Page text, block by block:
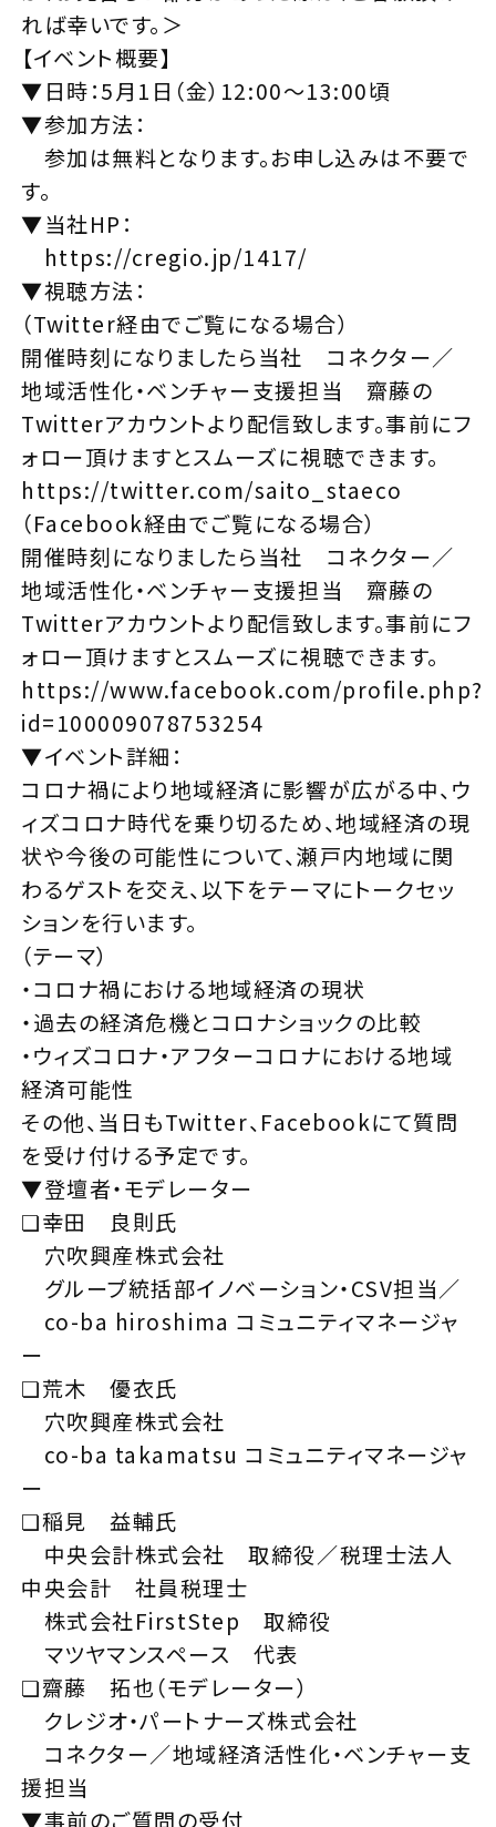
れば幸いです。＞
【イベント概要】
▼日時：5月1日（金）12:00～13:00頃
▼参加方法：
参加は無料となります。お申し込みは不要で
す。
▼当社HP：
https://cregio.jp/1417/
▼視聴方法：
（Twitter経由でご覧になる場合）
開催時刻になりましたら当社 コネクター／
地域活性化・ベンチャー支援担当 齋藤の
Twitterアカウントより配信致します。事前にフ
ォロー頂けますとスムーズに視聴できます。
https://twitter.com/saito_staeco
（Facebook経由でご覧になる場合）
開催時刻になりましたら当社 コネクター／
地域活性化・ベンチャー支援担当 齋藤の
Twitterアカウントより配信致します。事前にフ
ォロー頂けますとスムーズに視聴できます。
https://www.facebook.com/profile.php?
id=100009078753254
▼イベント詳細：
コロナ禍により地域経済に影響が広がる中、ウ
ィズコロナ時代を乗り切るため、地域経済の現
状や今後の可能性について、瀬戸内地域に関
わるゲストを交え、以下をテーマにトークセッ
ションを行います。
（テーマ）
・コロナ禍における地域経済の現状
・過去の経済危機とコロナショックの比較
・ウィズコロナ・アフターコロナにおける地域
経済可能性
その他、当日もTwitter、Facebookにて質問
を受け付ける予定です。
▼登壇者・モデレーター
❏幸田 良則氏
穴吹興産株式会社
グループ統括部イノベーション・CSV担当／
co-ba hiroshima コミュニティマネージャ
ー
❏荒木 優衣氏
穴吹興産株式会社
co-ba takamatsu コミュニティマネージャ
ー
❏稲見 益輔氏
中央会計株式会社 取締役／税理士法人
中央会計 社員税理士
株式会社FirstStep 取締役
マツヤマンスペース 代表
❏齋藤 拓也（モデレーター）
クレジオ・パートナーズ株式会社
コネクター／地域経済活性化・ベンチャー支
援担当